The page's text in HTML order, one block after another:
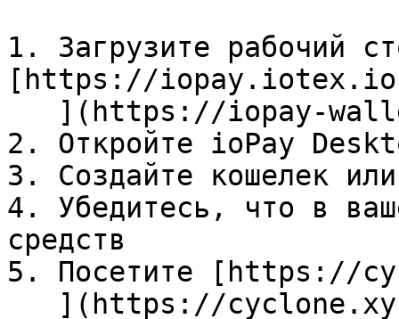
1. Загрузите рабочий
[https://iopay.iotex.io
2. Откройте ioPay
3. Создайте кошелек
4. Убедитесь, что в
средств
5. Посетите [https://